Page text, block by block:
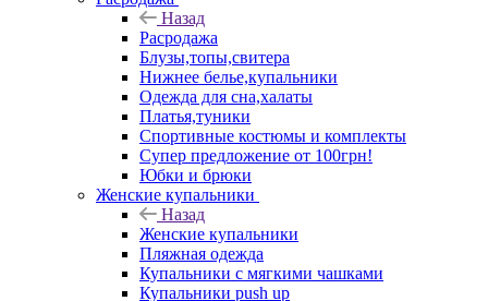
Назад
Расродажа
Блузы,топы,свитера
Нижнее белье,купальники
Одежда для сна,халаты
Платья,туники
Спортивные костюмы и комплекты
Супер предложение от 100грн!
Юбки и брюки
Женские купальники
Назад
Женские купальники
Пляжная одежда
Купальники с мягкими чашками
Купальники push up